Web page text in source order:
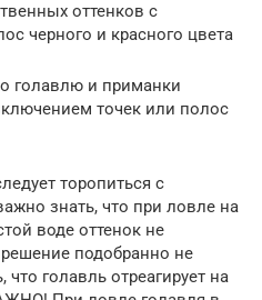
оттенков с
черного и красного цвета
голавлю и приманки
точек или полос
торопиться с
знать, что при ловле на
воде оттенок не
подобранно не
голавль отреагирует на